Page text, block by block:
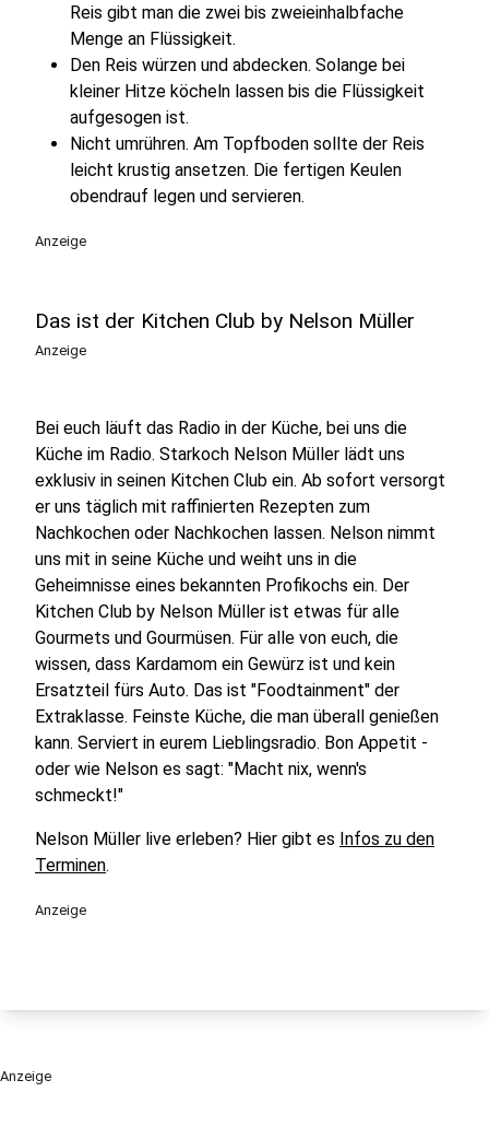
Reis gibt man die zwei bis zweieinhalbfache
Menge an Flüssigkeit.
Den Reis würzen und abdecken. Solange bei
kleiner Hitze köcheln lassen bis die Flüssigkeit
aufgesogen ist.
Nicht umrühren. Am Topfboden sollte der Reis
leicht krustig ansetzen. Die fertigen Keulen
obendrauf legen und servieren.
Anzeige
Das ist der Kitchen Club by Nelson Müller
Anzeige
Bei euch läuft das Radio in der Küche, bei uns die
Küche im Radio. Starkoch Nelson Müller lädt uns
exklusiv in seinen Kitchen Club ein. Ab sofort versorgt
er uns täglich mit raffinierten Rezepten zum
Nachkochen oder Nachkochen lassen. Nelson nimmt
uns mit in seine Küche und weiht uns in die
Geheimnisse eines bekannten Profikochs ein. Der
Kitchen Club by Nelson Müller ist etwas für alle
Gourmets und Gourmüsen. Für alle von euch, die
wissen, dass Kardamom ein Gewürz ist und kein
Ersatzteil fürs Auto. Das ist "Foodtainment" der
Extraklasse. Feinste Küche, die man überall genießen
kann. Serviert in eurem Lieblingsradio. Bon Appetit -
oder wie Nelson es sagt: "Macht nix, wenn's
schmeckt!"
Nelson Müller live erleben? Hier gibt es Infos zu den
Terminen.
Anzeige
Anzeige